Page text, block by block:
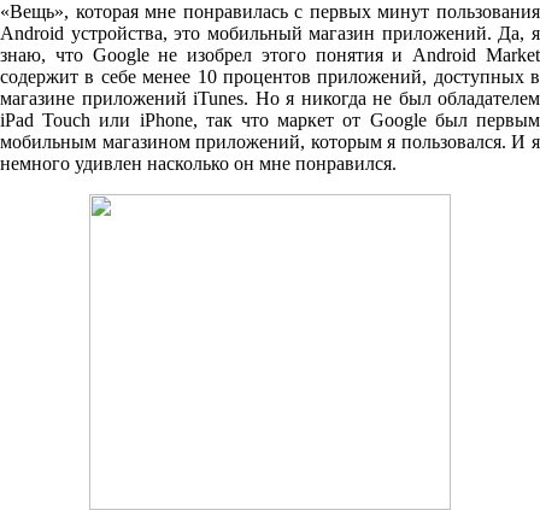
«Вещь», которая мне понравилась с первых минут пользования
Android устройства, это мобильный магазин приложений. Да, я
знаю, что Google не изобрел этого понятия и Android Market
содержит в себе менее 10 процентов приложений, доступных в
магазине приложений iTunes. Но я никогда не был обладателем
iPad Touch или iPhone, так что маркет от Google был первым
мобильным магазином приложений, которым я пользовался. И я
немного удивлен насколько он мне понравился.